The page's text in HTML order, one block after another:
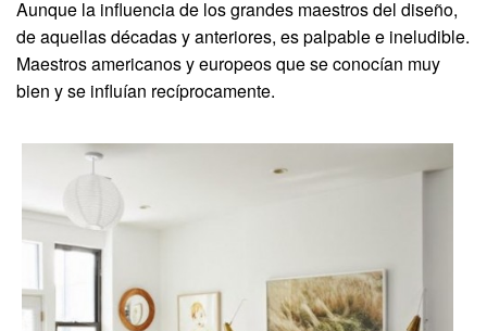
Aunque la influencia de los grandes maestros del diseño,
de aquellas décadas y anteriores, es palpable e ineludible.
Maestros americanos y europeos que se conocían muy
bien y se influían recíprocamente.